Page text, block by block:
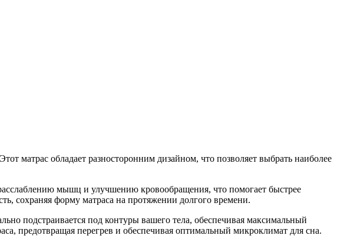
матрас обладает разносторонним дизайном, что позволяет выбрать наиболее
мышц и улучшению кровообращения, что помогает быстрее
сохраняя форму матраса на протяжении долгого времени.
подстраивается под контуры вашего тела, обеспечивая максимальный
предотвращая перегрев и обеспечивая оптимальный микроклимат для сна.